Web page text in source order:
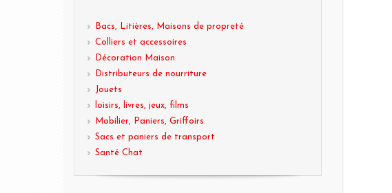
Bacs, Litières, Maisons de propreté
Colliers et accessoires
Décoration Maison
Distributeurs de nourriture
Jouets
loisirs, livres, jeux, films
Mobilier, Paniers, Griffoirs
Sacs et paniers de transport
Santé Chat